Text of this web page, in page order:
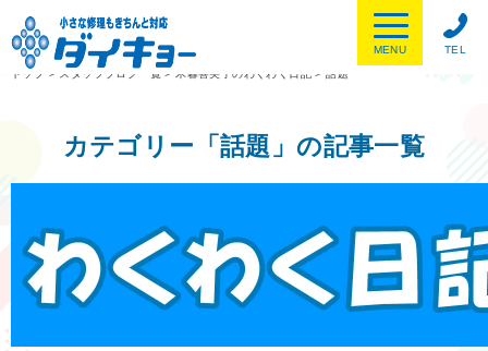
TEL
MENU
トップ
> スタッフブログ一覧 > 木暮喜美子のわくわく日記 >話題
カテゴリー「話題」の記事一覧